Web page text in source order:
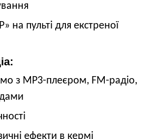
на пульті для екстреної
з MP3-плеєром, FM-радіо,
ефекти в кермі